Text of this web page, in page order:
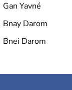
Gan Yavné
Bnay Darom
Bnei Darom